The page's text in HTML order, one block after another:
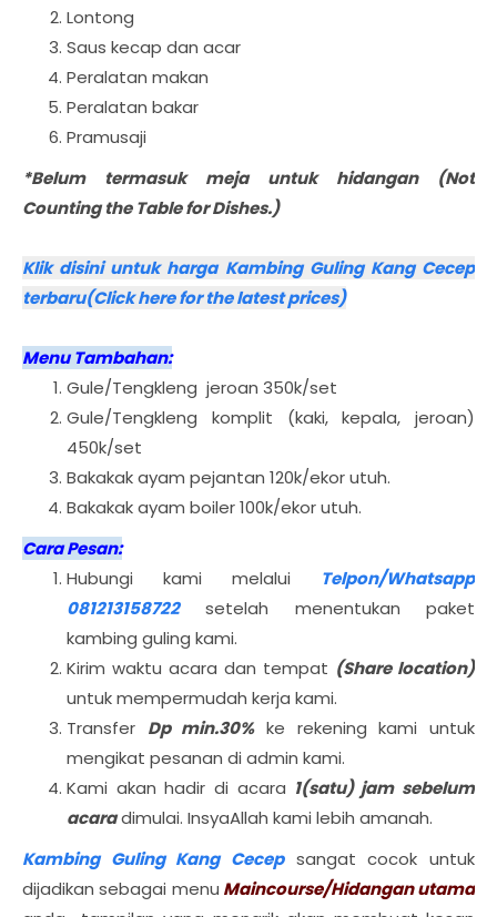
Lontong
Saus kecap dan acar
Peralatan makan
Peralatan bakar
Pramusaji
*Belum termasuk meja untuk hidangan (Not
Counting the Table for Dishes.)
Klik disini untuk harga Kambing Guling Kang Cecep
terbaru(Click here for the latest prices)
Menu Tambahan:
Gule/Tengkleng jeroan 350k/set
Gule/Tengkleng komplit (kaki, kepala, jeroan)
450k/set
Bakakak ayam pejantan 120k/ekor utuh.
Bakakak ayam boiler 100k/ekor utuh.
Cara Pesan:
Hubungi kami melalui Telpon/Whatsapp
081213158722setelah menentukan paket
kambing guling kami.
Kirim waktu acara dan tempat (Share location)
untuk mempermudah kerja kami.
Transfer Dp min.30%ke rekening kami untuk
mengikat pesanan di admin kami.
Kami akan hadir di acara 1(satu) jam sebelum
acaradimulai. InsyaAllah kami lebih amanah.
Kambing Guling Kang Cecepsangat cocok untuk
dijadikan sebagai menu Maincourse/Hidangan utama